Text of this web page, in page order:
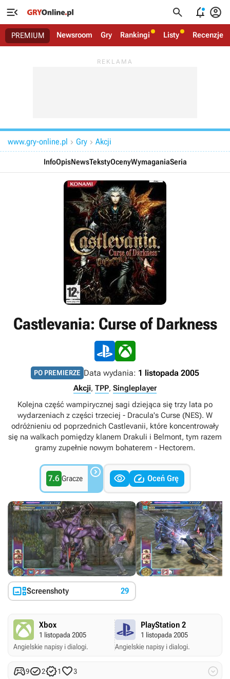
   
PREMIUM Newsroom Gry Rankingi Listy Recenzje
www.gry-online.pl  Gry  Akcji
InfoOpisNewsTekstyOcenyWymaganiaSeria
Castlevania: Curse of Darkness
PO PREMIERZE Data wydania: 1 listopada 2005
Akcji, TPP, Singleplayer
Kolejna część wampirycznej sagi dziejąca się trzy lata po
wydarzeniach z części trzeciej - Dracula's Curse (NES). W
odróżnieniu od poprzednich Castlevanii, które koncentrowały
się na walkach pomiędzy klanem Drakuli i Belmont, tym razem
gramy zupełnie nowym bohaterem - Hectorem.
7.6 Gracze    Oceń Grę
Screenshoty 29
Xbox
1 listopada 2005
Angielskie napisy i dialogi.
PlayStation 2
1 listopada 2005
Angielskie napisy i dialogi.
921 3 